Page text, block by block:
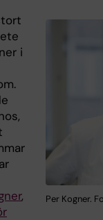
Per Kogner.
i
,